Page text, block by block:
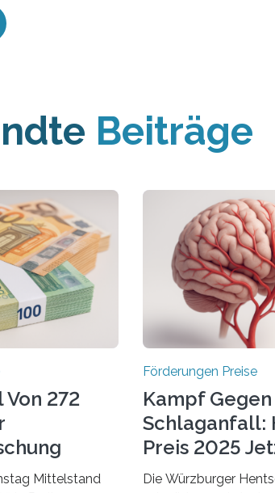
Beiträge
272
Mittelstand
Förderungen Preise
Kampf Gegen
Schlaganfall:
Preis 2025
Die Würzburger